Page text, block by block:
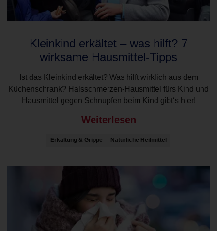
Kleinkind erkältet – was hilft? 7
wirksame Hausmittel-Tipps
Ist das Kleinkind erkältet? Was hilft wirklich aus dem
Küchenschrank? Halsschmerzen-Hausmittel fürs Kind und
Hausmittel gegen Schnupfen beim Kind gibt‘s hier!
Weiterlesen
Erkältung & Grippe Natürliche Heilmittel